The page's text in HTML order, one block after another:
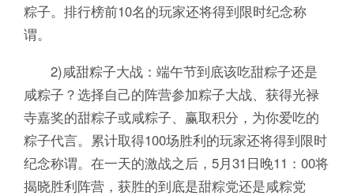
粽子。排行榜前10名的玩家还将得到限时纪念称
谓。
2)咸甜粽子大战：端午节到底该吃甜粽子还是
咸粽子？选择自己的阵营参加粽子大战、获得光禄
寺嘉奖的甜粽子或咸粽子、赢取积分，为你爱吃的
粽子代言。累计取得100场胜利的玩家还将得到限时
纪念称谓。在一天的激战之后，5月31日晚11：00将
揭晓胜利阵营，获胜的到底是甜粽党还是咸粽党